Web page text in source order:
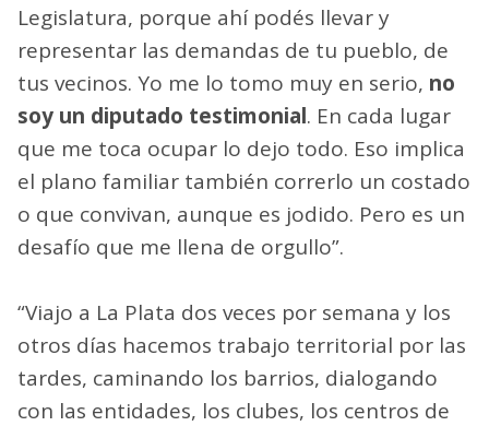
Legislatura, porque ahí podés llevar y
representar las demandas de tu pueblo, de
tus vecinos. Yo me lo tomo muy en serio, no
soy un diputado testimonial. En cada lugar
que me toca ocupar lo dejo todo. Eso implica
el plano familiar también correrlo un costado
o que convivan, aunque es jodido. Pero es un
desafío que me llena de orgullo”.
“Viajo a La Plata dos veces por semana y los
otros días hacemos trabajo territorial por las
tardes, caminando los barrios, dialogando
con las entidades, los clubes, los centros de